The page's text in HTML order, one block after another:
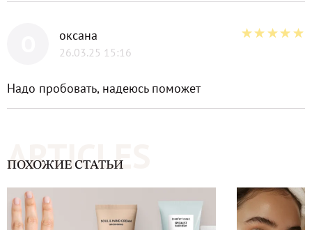
оксана
26.03.25 15:16
Надо пробовать, надеюсь поможет
ARTICLES
ПОХОЖИЕ СТАТЬИ